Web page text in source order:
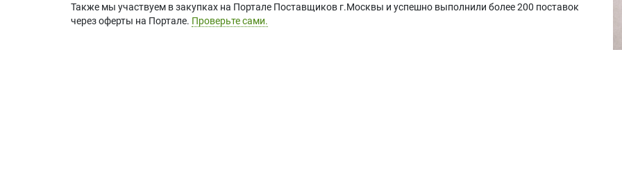
Также мы участвуем в закупках на Портале Поставщиков г.Москвы и успешно выполнили более 200 поставок
через оферты на Портале. Проверьте сами.